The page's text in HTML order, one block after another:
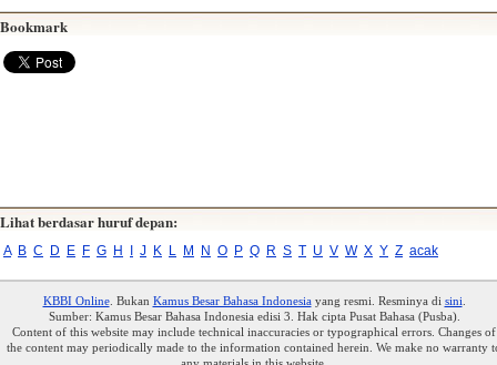
Bookmark
Lihat berdasar huruf depan:
A B C D E F G H J K L M N O P Q R S T U V W X Y Z acak
KBBI Online. Bukan Kamus Besar Bahasa Indonesiayang resmi. Resminya di sini
Sumber: Kamus Besar Bahasa Indonesia edisi 3. Hak cipta Pusat Bahasa (Pusba).
Content of this website may include technical inaccuracies or typographical errors. Changes of
the content may periodically made to the information contained herein. We make no warranty